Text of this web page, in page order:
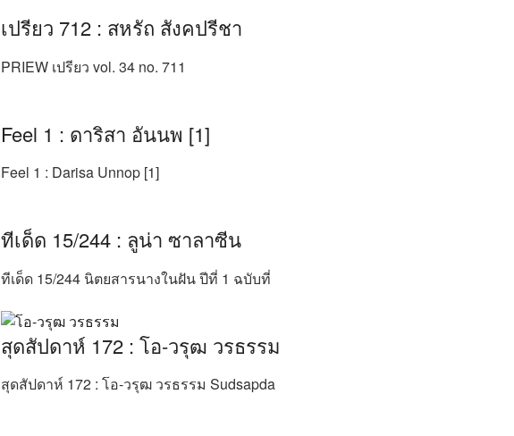
เปรียว 712 : สหรัถ สังคปรีชา
PRIEW เปรียว vol. 34 no. 711
Feel 1 : ดาริสา อันนพ [1]
Feel 1 : Darisa Unnop [1]
ทีเด็ด 15/244 : ลูน่า ซาลาซีน
ทีเด็ด 15/244 นิตยสารนางในฝัน ปีที่ 1 ฉบับที่
สุดสัปดาห์ 172 : โอ-วรุฒ วรธรรม
สุดสัปดาห์ 172 : โอ-วรุฒ วรธรรม Sudsapda